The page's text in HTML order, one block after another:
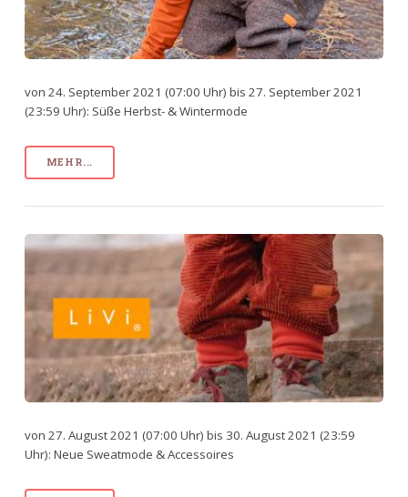
von 24. September 2021 (07:00 Uhr) bis 27. September 2021
(23:59 Uhr): Süße Herbst- & Wintermode
MEHR...
von 27. August 2021 (07:00 Uhr) bis 30. August 2021 (23:59
Uhr): Neue Sweatmode & Accessoires